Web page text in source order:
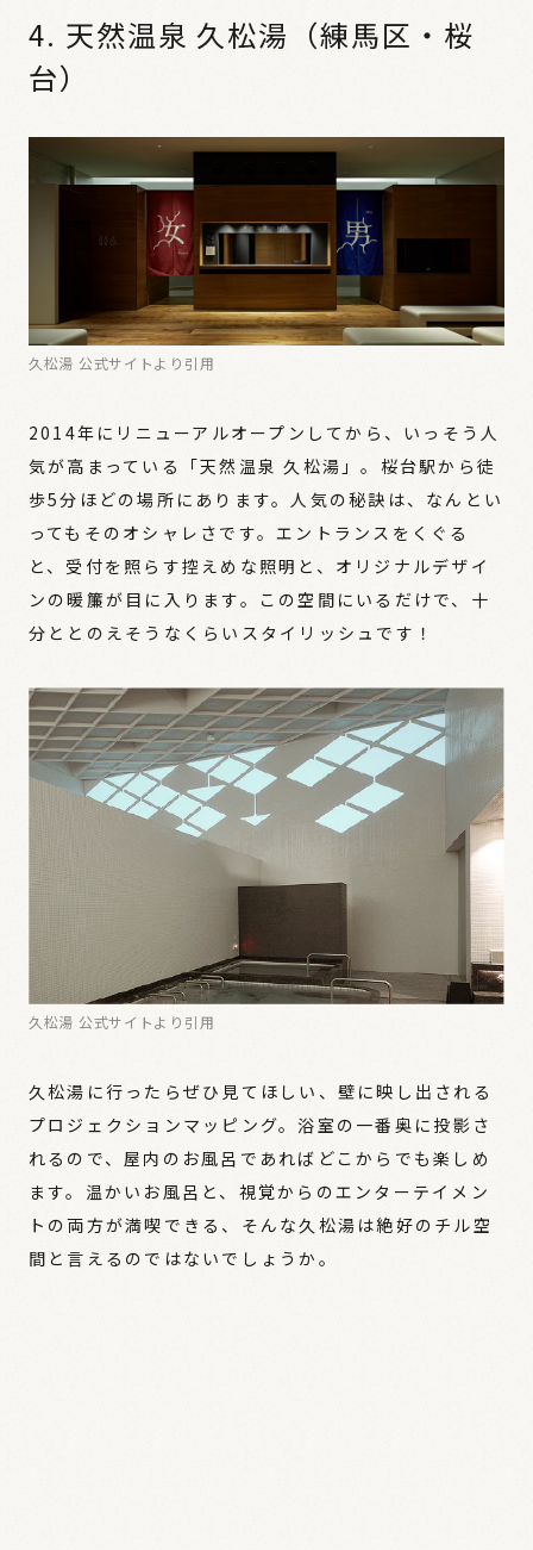
4. 天然温泉 久松湯（練馬区・桜
台）
久松湯 公式サイトより引用
2014年にリニューアルオープンしてから、いっそう人
気が高まっている「天然温泉 久松湯」。桜台駅から徒
歩5分ほどの場所にあります。人気の秘訣は、なんとい
ってもそのオシャレさです。エントランスをくぐる
と、受付を照らす控えめな照明と、オリジナルデザイ
ンの暖簾が目に入ります。この空間にいるだけで、十
分ととのえそうなくらいスタイリッシュです！
久松湯 公式サイトより引用
久松湯に行ったらぜひ見てほしい、壁に映し出される
プロジェクションマッピング。浴室の一番奥に投影さ
れるので、屋内のお風呂であればどこからでも楽しめ
ます。温かいお風呂と、視覚からのエンターテイメン
トの両方が満喫できる、そんな久松湯は絶好のチル空
間と言えるのではないでしょうか。